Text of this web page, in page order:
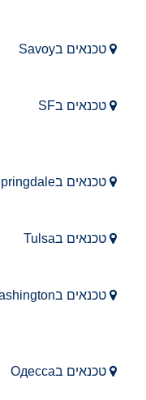
טכנאים בSavoy
טכנאים בSF
טכנאים בSpringdale
טכנאים בTulsa
טכנאים בWashington
טכנאים בОдесса